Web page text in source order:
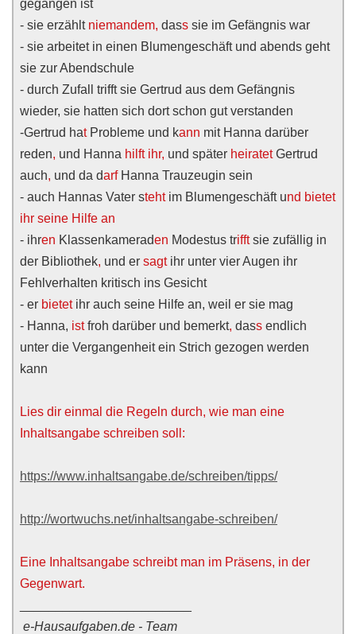
gegangen ist
- sie erzähltniemandem, dass sie im Gefängnis war
- sie arbeitet in einen Blumengeschäft und abends geht
sie zur Abendschule
- durch Zufall trifft sie Gertrud aus dem Gefängnis
wieder, sie hatten sich dort schon gut verstanden
-Gertrud hatProbleme und kann mit Hanna darüber
reden, und Hanna hilft ihr, und später heiratetGertrud
auch, und da darfHanna Trauzeugin sein
- auch Hannas Vater stehtim Blumengeschäft und bietet
ihr seine Hilfe an
- ihren Klassenkameraden Modestus trifftsie zufällig in
der Bibliothek, und er sagtihr unter vier Augen ihr
Fehlverhalten kritisch ins Gesicht
- er bietetihr auch seine Hilfe an, weil er sie mag
- Hanna, istfroh darüber und bemerkt, dass endlich
unter die Vergangenheit ein Strich gezogen werden
kann
Lies dir einmal die Regeln durch, wie man eine
Inhaltsangabe schreiben soll:
https://www.inhaltsangabe.de/schreiben/tipps/
http://wortwuchs.net/inhaltsangabe-schreiben/
Eine Inhaltsangabe schreibt man im Präsens, in der
Gegenwart.
e-Hausaufgaben.de - Team